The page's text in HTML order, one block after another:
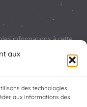
aux
des technologies
aux informations des
informations à cette